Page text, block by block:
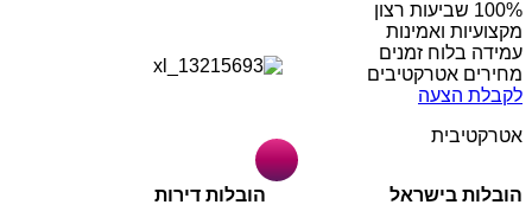
מקצועיות ואמינות
עמידה בלוח זמנים
מחירים אטרקטיבים
לקבלת הצעה
אטרקטיבית
הובלות בישראל
הובלות דירות